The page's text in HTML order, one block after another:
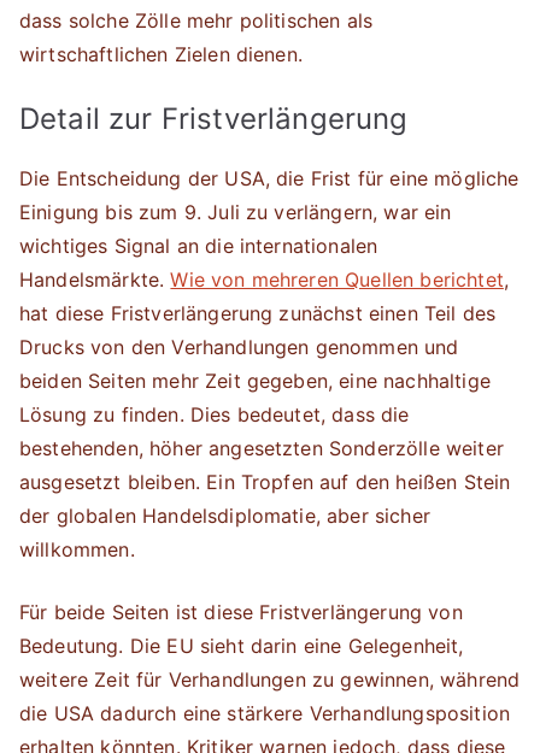
dass solche Zölle mehr politischen als
wirtschaftlichen Zielen dienen.
Detail zur Fristverlängerung
Die Entscheidung der USA, die Frist für eine mögliche
Einigung bis zum 9. Juli zu verlängern, war ein
wichtiges Signal an die internationalen
Handelsmärkte.Wie von mehreren Quellen berichtet,
hat diese Fristverlängerung zunächst einen Teil des
Drucks von den Verhandlungen genommen und
beiden Seiten mehr Zeit gegeben, eine nachhaltige
Lösung zu finden. Dies bedeutet, dass die
bestehenden, höher angesetzten Sonderzölle weiter
ausgesetzt bleiben. Ein Tropfen auf den heißen Stein
der globalen Handelsdiplomatie, aber sicher
willkommen.
Für beide Seiten ist diese Fristverlängerung von
Bedeutung. Die EU sieht darin eine Gelegenheit,
weitere Zeit für Verhandlungen zu gewinnen, während
die USA dadurch eine stärkere Verhandlungsposition
erhalten könnten. Kritiker warnen jedoch, dass diese